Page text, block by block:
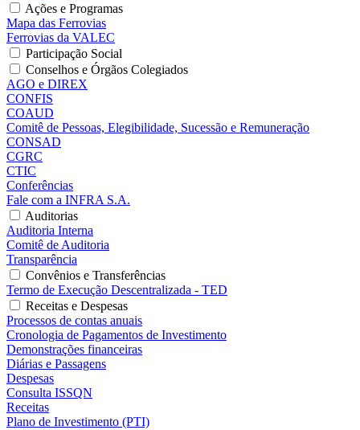
Ações e Programas
Mapa das Ferrovias
Ferrovias da VALEC
Participação Social
Conselhos e Órgãos Colegiados
AGO e DIREX
CONFIS
COAUD
Comitê de Pessoas, Elegibilidade, Sucessão e Remuneração
CONSAD
CGRC
CTIC
Conferências
Fale com a INFRA S.A.
Auditorias
Auditoria Interna
Comitê de Auditoria
Transparência
Convênios e Transferências
Termo de Execução Descentralizada - TED
Receitas e Despesas
Processos de contas anuais
Cronologia de Pagamentos de Investimento
Demonstrações financeiras
Diárias e Passagens
Despesas
Consulta ISSQN
Receitas
Plano de Investimento (PTI)